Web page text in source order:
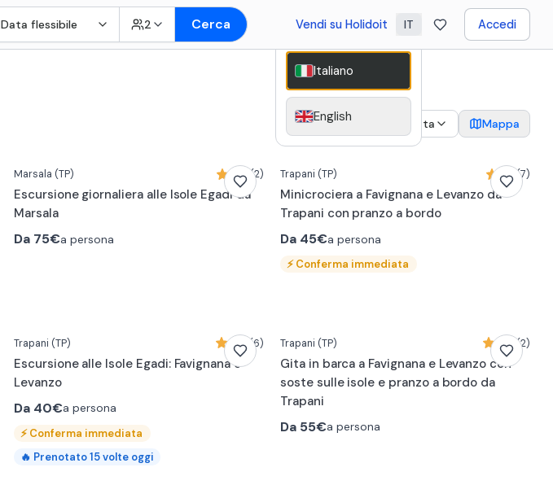
Data flessibile 2 Cerca Vendi su Holidoit IT Accedi
Data Mappa
Marsala (TP) 5,0 (2)
Escursione giornaliera alle Isole Egadi da
Marsala
Da 75€a persona
Trapani (TP) 4,1 (7)
Minicrociera a Favignana e Levanzo da
Trapani con pranzo a bordo
Da 45€a persona
⚡Conferma immediata
Trapani (TP) 4,5 (6)
Escursione alle Isole Egadi: Favignana e
Levanzo
Da 40€a persona
⚡Conferma immediata
🔥 Prenotato15volte oggi
Trapani (TP) 5,0 (2)
Gita in barca a Favignana e Levanzo con
soste sulle isole e pranzo a bordo da
Trapani
Da 55€a persona
Italiano
English